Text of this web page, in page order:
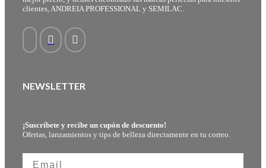
clientes, ANDREIA PROFESSIONAL y SEMILAC.
NEWSLETTER
¡Suscríbete y recibe un cupón de descuento!
Ofertas, lanzamientos y tips de belleza directamente en tu correo.